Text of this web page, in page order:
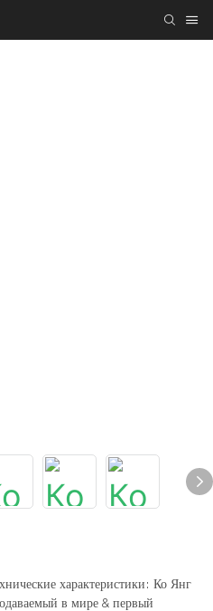
характеристики: Ко Янг
в мире & первый